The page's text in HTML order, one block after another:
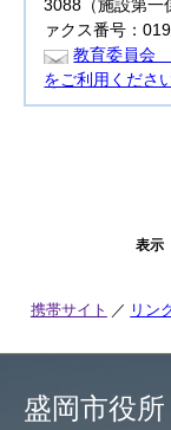
3088（施設第
ァクス番号：
教育委員会
をご利用くださ
表示
携帯サイト リン
盛岡市役所